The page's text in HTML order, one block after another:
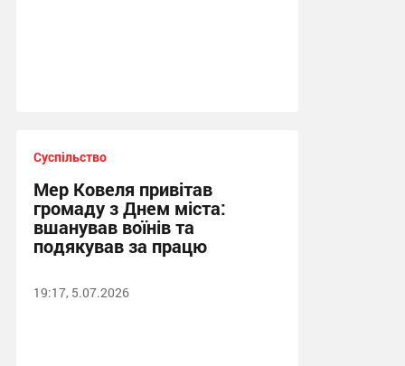
Суспільство
Мер Ковеля привітав
громаду з Днем міста:
вшанував воїнів та
подякував за працю
19:17, 5.07.2026